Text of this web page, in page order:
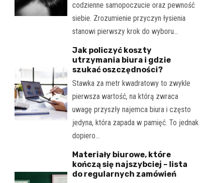
codzienne samopoczucie oraz pewność
siebie. Zrozumienie przyczyn łysienia
stanowi pierwszy krok do wyboru…
Jak policzyć koszty
utrzymania biura i gdzie
szukać oszczędności?
Stawka za metr kwadratowy to zwykle
pierwsza wartość, na którą zwraca
uwagę przyszły najemca biura i często
jedyna, która zapada w pamięć. To jednak
dopiero…
Materiały biurowe, które
kończą się najszybciej – lista
do regularnych zamówień